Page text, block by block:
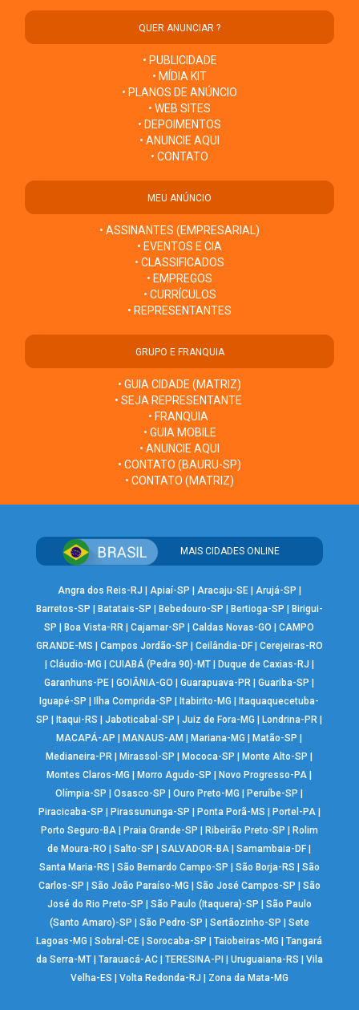
QUER ANUNCIAR ?
• PUBLICIDADE
• MÍDIA KIT
• PLANOS DE ANÚNCIO
• WEB SITES
• DEPOIMENTOS
• ANUNCIE AQUI
• CONTATO
MEU ANÚNCIO
• ASSINANTES (EMPRESARIAL)
• EVENTOS E CIA
• CLASSIFICADOS
• EMPREGOS
• CURRÍCULOS
• REPRESENTANTES
GRUPO E FRANQUIA
• GUIA CIDADE (MATRIZ)
• SEJA REPRESENTANTE
• FRANQUIA
• GUIA MOBILE
• ANUNCIE AQUI
• CONTATO (BAURU-SP)
• CONTATO (MATRIZ)
MAIS CIDADES ONLINE
Angra dos Reis-RJ | Apiaí-SP | Aracaju-SE| Arujá-SP |
Barretos-SP | Batatais-SP | Bebedouro-SP | Bertioga-SP | Birigui-
SP |Boa Vista-RR |Cajamar-SP |Caldas Novas-GO |CAMPO
GRANDE-MS | Campos Jordão-SP | Ceilândia-DF| Cerejeiras-RO
| Cláudio-MG | CUIABÁ (Pedra 90)-MT| Duque de Caxias-RJ |
Garanhuns-PE |GOIÂNIA-GO |Guarapuava-PR |Guariba-SP |
Iguapé-SP |Ilha Comprida-SP |Itabirito-MG |Itaquaquecetuba-
SP |Itaqui-RS |Jaboticabal-SP |Juiz de Fora-MG |Londrina-PR |
MACAPÁ-AP |MANAUS-AM |Mariana-MG |Matão-SP |
Medianeira-PR |Mirassol-SP |Mococa-SP |Monte Alto-SP |
Montes Claros-MG |Morro Agudo-SP |Novo Progresso-PA |
Olímpia-SP |Osasco-SP |Ouro Preto-MG |Peruíbe-SP |
Piracicaba-SP | Pirassununga-SP | Ponta Porã-MS | Portel-PA|
Porto Seguro-BA| Praia Grande-SP | Ribeirão Preto-SP | Rolim
de Moura-RO |Salto-SP |SALVADOR-BA |Samambaia-DF |
Santa Maria-RS | São Bernardo Campo-SP | São Borja-RS | São
Carlos-SP | São João Paraíso-MG | São José Campos-SP | São
José do Rio Preto-SP | São Paulo (Itaquera)-SP | São Paulo
(Santo Amaro)-SP | São Pedro-SP | Sertãozinho-SP | Sete
Lagoas-MG |Sobral-CE |Sorocaba-SP |Taiobeiras-MG |Tangará
da Serra-MT| Tarauacá-AC| TERESINA-PI | Uruguaiana-RS | Vila
Velha-ES | Volta Redonda-RJ | Zona da Mata-MG